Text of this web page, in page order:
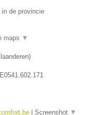
in de provincie
maps ▼
)
Screenshot ▼